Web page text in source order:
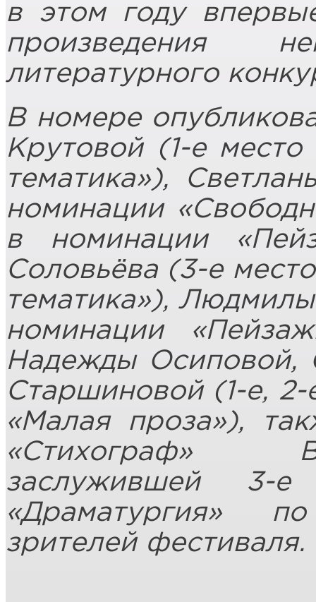
в этом году
произведения
литературного
В номере
Крутовой (1-е
тематика»),
номинации
в номинации
Соловьёва (3-е
тематика»),
номинации
Надежды Осиповой,
Старшиновой (1-е,
«Малая проза»),
«Стихограф»
заслужившей 3-
«Драматургия»
зрителей фестиваля.